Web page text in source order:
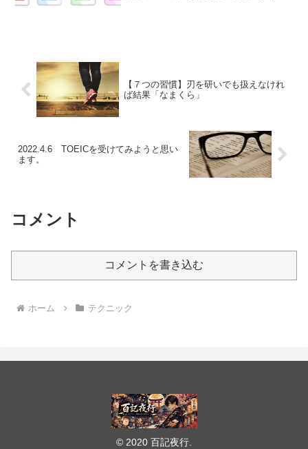
【７つの習慣】刃を研いでも扱えなけれ
ば結果「なまくら」
2022.4.6 TOEICを受けてみようと思い
ます。
コメント
コメントを書き込む
ホーム テクニック
© 2020 百記夜行.